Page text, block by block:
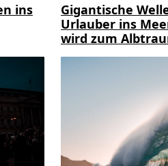
ins
Gigantische
Urlauber ins
wird zum